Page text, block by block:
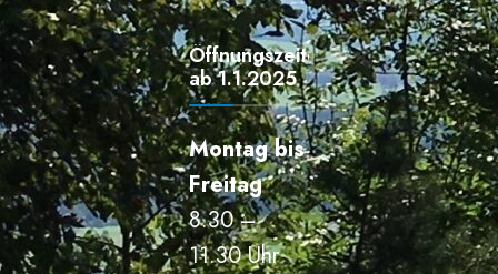
Öffnungszeiten
ab 1.1.2025
Montag bis
Freitag
8.30 –
11.30 Uhr